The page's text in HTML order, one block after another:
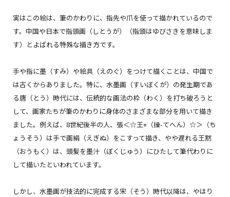
実はこの絵は、筆のかわりに、指先や爪を使って描かれているので
す。中国や日本で指頭画（しとうが）（指頭はゆびさきを意味しま
す）とよばれる特殊な描き方です。
手や指に墨（すみ）や絵具（えのぐ）をつけて描くことは、中国で
は古くからありました。特に、水墨画（すいぼくが）の発生期であ
る唐（とう）時代には、伝統的な画法の枠（わく）を打ち破ろうと
して、画家たちが筆のかわりに身体のさまざまな部分を用いて描き
ました。例えば、8世紀後半の人、張＜☆王+（操-てへん）☆＞（ち
ょうそう）は手で画絹（えぎぬ）をこすって描き、やや遅れる王黙
（おうもく）は、頭髪を墨汁（ぼくじゅう）にひたして筆代わりに
して描いたといわれています。
しかし、水墨画が技法的に完成する宋（そう）時代以降は、やはり